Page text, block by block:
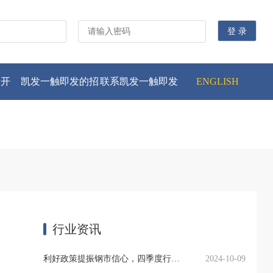
凯发一触即发的招联系凯发一触即发 ENGLISH
行业资讯
利好政策提振钢市信心，四季度行业需求或小幅上升 2024-10-09